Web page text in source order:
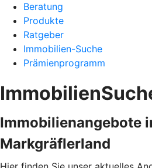
Beratung
Produkte
Ratgeber
Immobilien-Suche
Prämienprogramm
Immobilienangebote
Markgräflerland